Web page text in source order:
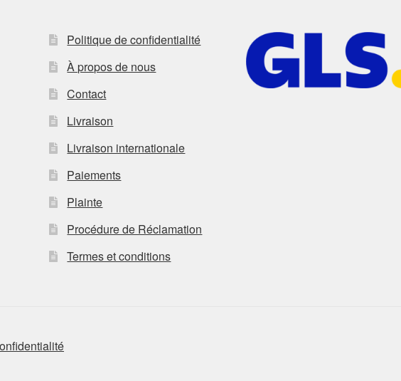
Politique de confidentialité
À propos de nous
Contact
Livraison
Livraison internationale
Paiements
Plainte
Procédure de Réclamation
Termes et conditions